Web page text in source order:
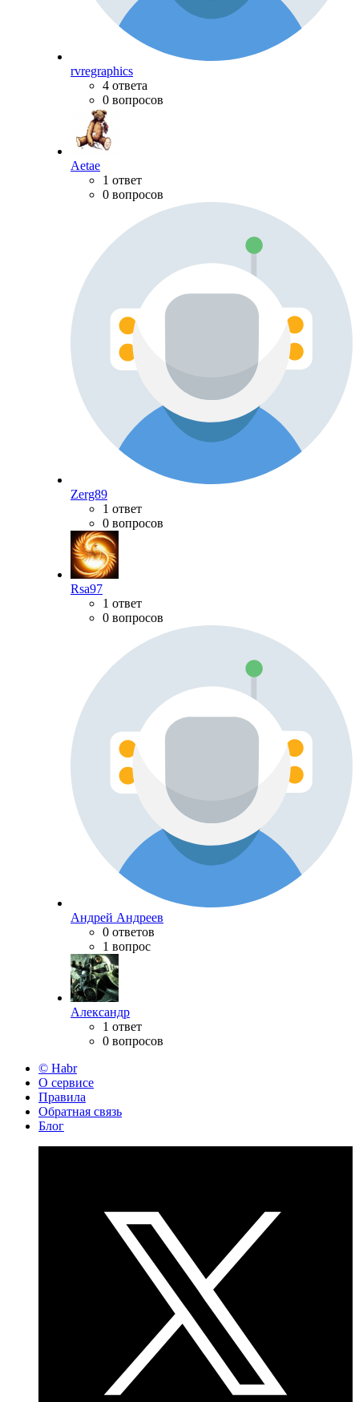
rvregraphics
4 ответа
0 вопросов
Aetae
1 ответ
0 вопросов
Zerg89
1 ответ
0 вопросов
Rsa97
1 ответ
0 вопросов
Андрей Андреев
0 ответов
1 вопрос
Александр
1 ответ
0 вопросов
© Habr
О сервисе
Правила
Обратная связь
Блог